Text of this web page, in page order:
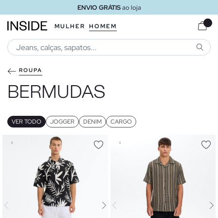
ENVIO GRÁTISao loja
MULHER HOMEM
ROUPA
BERMUDAS
VER TODO JOGGER DENIM CARGO